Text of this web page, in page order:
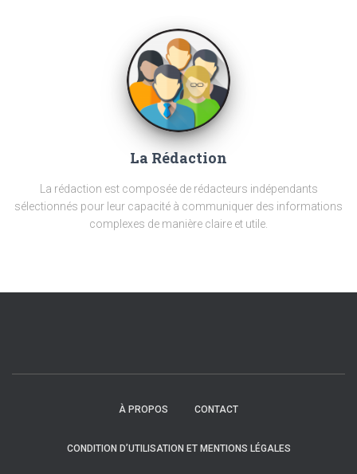
La Rédaction
La rédaction est composée de rédacteurs indépendants
sélectionnés pour leur capacité à communiquer des informations
complexes de manière claire et utile.
À PROPOS CONTACT
CONDITION D’UTILISATION ET MENTIONS LÉGALES